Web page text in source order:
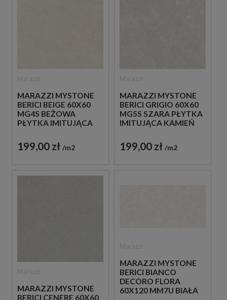
MARAZZI MYSTONE
BERICI BEIGE 60X60
MG4S BEŻOWA
PŁYTKA IMITUJĄCA
199,00 zł m2
MARAZZI MYSTONE
BERICI GRIGIO 60X60
MG5S SZARA PŁYTKA
IMITUJĄCA KAMIEŃ
199,00 zł m2
MARAZZI MYSTONE
BERICI CENERE 60X60
MARAZZI MYSTONE
BERICI BIANCO
DECORO FLORA
60X120 MM7U BIAŁA